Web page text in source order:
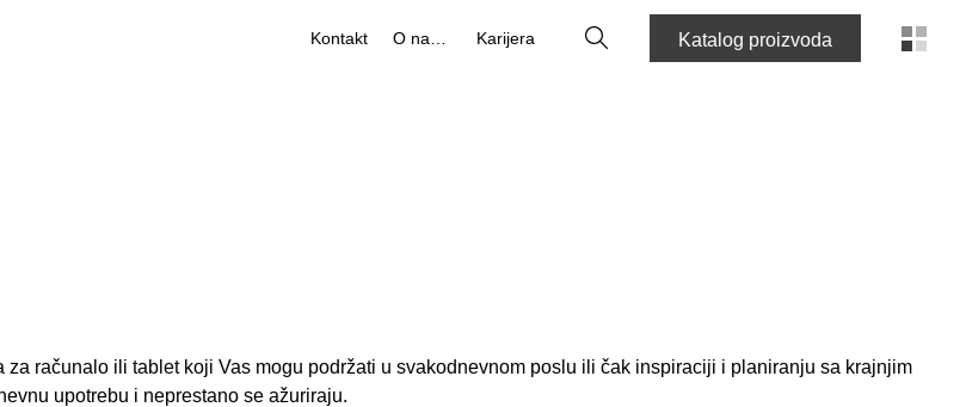
Kontakt Karijera TražilicaKatalog proizvoda
računalo ili tablet koji Vas mogu podržati u svakodnevnom poslu ili čak inspiraciji i planiranju sa krajnjim
upotrebu i neprestano se ažuriraju.